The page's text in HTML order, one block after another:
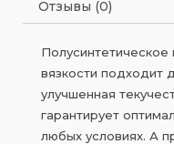
Отзывы (0)
вязкости подходит
улучшенная
гарантирует
любых условиях. А